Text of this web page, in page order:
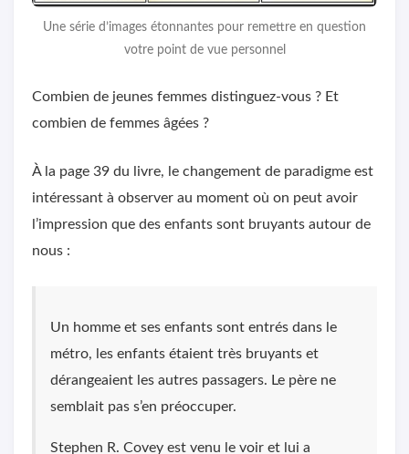
Une série d’images étonnantes pour remettre en question
votre point de vue personnel
Combien de jeunes femmes distinguez-vous ? Et
combien de femmes âgées ?
À la page 39 du livre, le changement de paradigme est
intéressant à observer au moment où on peut avoir
l’impression que des enfants sont bruyants autour de
nous :
Un homme et ses enfants sont entrés dans le
métro, les enfants étaient très bruyants et
dérangeaient les autres passagers. Le père ne
semblait pas s’en préoccuper.
Stephen R. Covey est venu le voir et lui a